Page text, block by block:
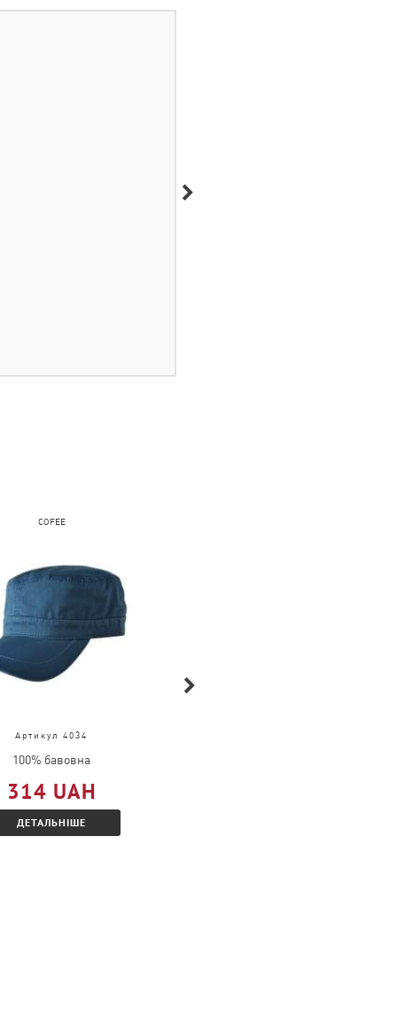
COFEE
Артикул 4034
100% бавовна
314 UAH
ДЕТАЛЬНІШЕ